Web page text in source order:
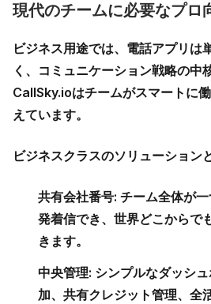
現代のチームに必要なプロ
ビジネス用途では、電話アプリは
く、コミュニケーション戦略の中
CallSky.ioはチームがスマートに
えています。
ビジネスクラスのソリューション
共有会社番号: チーム全体が
発着信でき、世界どこからで
きます。
中央管理: シンプルなダッシ
加、共有クレジット管理、全